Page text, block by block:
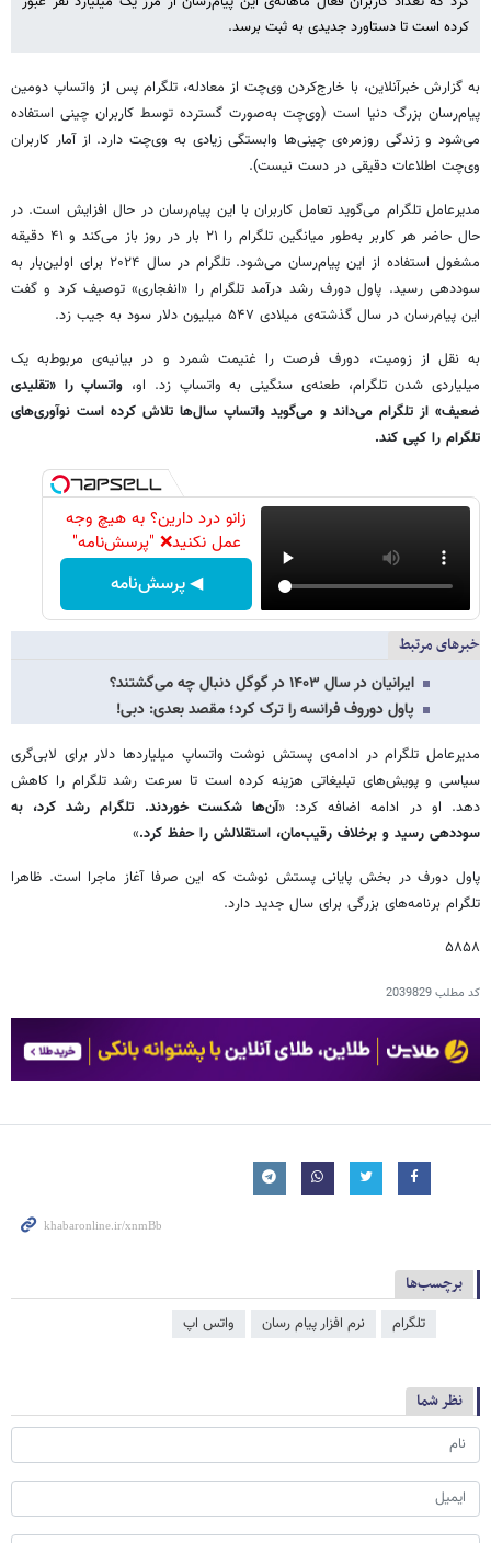
کرده است تا دستاورد جدیدی به ثبت برسد.
به گزارش خبرآنلاین، با خارج‌کردن وی‌چت از معادله، تلگرام پس از واتساپ دومین
پیام‌رسان بزرگ دنیا است (وی‌چت به‌صورت گسترده توسط کاربران چینی استفاده
می‌شود و زندگی روزمره‌ی چینی‌ها وابستگی زیادی به وی‌چت دارد. از آمار کاربران
وی‌چت اطلاعات دقیقی در دست نیست).
مدیرعامل تلگرام می‌گوید تعامل کاربران با این پیام‌رسان در حال افزایش است. در
حال حاضر هر کاربر به‌طور میانگین تلگرام را ۲۱ بار در روز باز می‌کند و ۴۱ دقیقه
مشغول استفاده از این پیام‌رسان می‌شود. تلگرام در سال ۲۰۲۴ برای اولین‌بار به
سوددهی رسید. پاول دورف رشد درآمد تلگرام را «انفجاری» توصیف کرد و گفت
این پیام‌رسان در سال گذشته‌ی میلادی ۵۴۷ میلیون دلار سود به جیب زد.
به نقل از زومیت، دورف فرصت را غنیمت شمرد و در بیانیه‌ی مربوط‌به یک
میلیاردی شدن تلگرام، طعنه‌ی سنگینی به واتساپ زد. او، واتساپ را «تقلیدی
ضعیف‌» از تلگرام می‌داند و می‌گوید واتساپ سال‌ها تلاش کرده است نوآوری‌های
تلگرام را کپی کند.
زانو درد دارین؟ به هیچ وجه
عمل نکنید❌ "پرسش‌نامه"
◀ پرسش‌نامه
خبرهای مرتبط
ایرانیان در سال ۱۴۰۳ در گوگل دنبال چه می‌گشتند؟
پاول دوروف فرانسه را ترک کرد؛ مقصد بعدی: دبی!
مدیرعامل تلگرام در ادامه‌ی پستش نوشت واتساپ میلیاردها دلار برای لابی‌گری
سیاسی و پویش‌های تبلیغاتی هزینه کرده است تا سرعت رشد تلگرام را کاهش
دهد. او در ادامه اضافه کرد: «آن‌ها شکست خوردند. تلگرام رشد کرد، به
سوددهی رسید و برخلاف رقیب‌مان، استقلالش را حفظ کرد.»
پاول دورف در بخش پایانی پستش نوشت که این صرفا آغاز ماجرا است. ظاهرا
تلگرام برنامه‌های بزرگی برای سال جدید دارد.
۵۸۵۸
کد مطلب2039829
برچسب‌ها
تلگرام نرم افزار پیام رسان واتس اپ
نظر شما